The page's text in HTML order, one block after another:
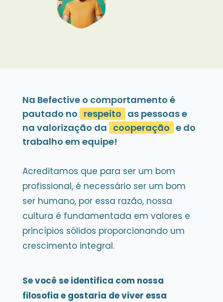
Na Befective o comportamento é
pautado no respeito as pessoas e
na valorização da cooperação e do
trabalho em equipe!
Acreditamos que para ser um bom
profissional, é necessário ser um bom
ser humano, por essa razão, nossa
cultura é fundamentada em valores e
princípios sólidos proporcionando um
crescimento integral.
Se você se identifica com nossa
filosofia e gostaria de viver essa